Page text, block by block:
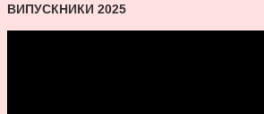
ВИПУСКНИКИ 2025